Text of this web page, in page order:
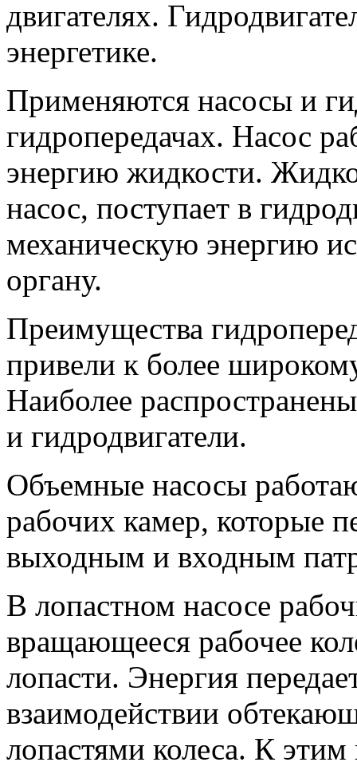
двигателях.
энергетике.
Применяются насосы и
гидропередачах. Насос
энергию жидкости.
насос, поступает в
механическую энергию
органу.
Преимущества
привели к более
Наиболее
и гидродвигатели.
Объемные насосы
рабочих камер, которые
выходным и входным
В лопастном насосе
вращающееся рабочее
лопасти. Энергия
взаимодействии
лопастями колеса. К